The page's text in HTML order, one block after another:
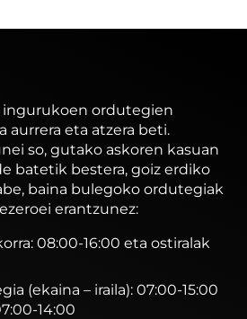
ingurukoen ordutegien
aurrera eta atzera beti.
so, gutako askoren kasuan
batetik bestera, goiz erdiko
baina bulegoko ordutegiak
erantzunez:
08:00-16:00 eta ostiralak
(ekaina – iraila): 07:00-15:00
14:00